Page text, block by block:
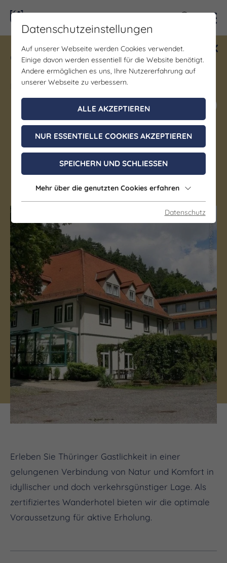
Gewinne ein Blind Date mit Saale-
Unstrut! Teilnahme vom 1.7. - 18.12.
möglich.
Jetzt mitmachen
Waldhotel Linzmühle
Kahla
(c) Saale-Unstrut-Tourismus e.V.
Erleben Sie Thüringer Gastlichkeit in einer
gelungenen Verbindung von Natur und Komfort in
idyllischer und doch verkehrsgünstiger Lage. Als
zertifiziertes Wanderhotel bieten wir die optimale
Voraussetzung für aktive Erholung.
Datenschutzeinstellungen
Auf unserer Webseite werden Cookies verwendet.
Einige davon werden essentiell für die Website benötigt.
Andere ermöglichen es uns, Ihre Nutzererfahrung auf
unserer Webseite zu verbessern.
ALLE AKZEPTIEREN
NUR ESSENTIELLE COOKIES AKZEPTIEREN
SPEICHERN UND SCHLIESSEN
Mehr über die genutzten Cookies erfahren
Datenschutz